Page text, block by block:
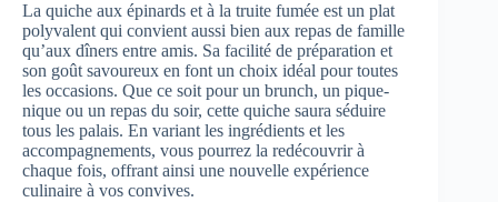
La quiche aux épinards et à la truite fumée est un plat
polyvalent qui convient aussi bien aux repas de famille
qu’aux dîners entre amis. Sa facilité de préparation et
son goût savoureux en font un choix idéal pour toutes
les occasions. Que ce soit pour un brunch, un pique-
nique ou un repas du soir, cette quiche saura séduire
tous les palais. En variant les ingrédients et les
accompagnements, vous pourrez la redécouvrir à
chaque fois, offrant ainsi une nouvelle expérience
culinaire à vos convives.